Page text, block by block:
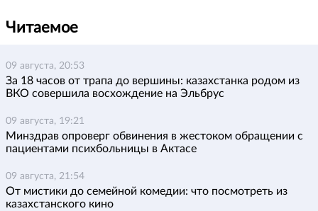
Читаемое
09 августа, 20:53
За 18 часов от трапа до вершины: казахстанка родом из
ВКО совершила восхождение на Эльбрус
09 августа, 19:21
Минздрав опроверг обвинения в жестоком обращении с
пациентами психбольницы в Актасе
09 августа, 21:54
От мистики до семейной комедии: что посмотреть из
казахстанского кино